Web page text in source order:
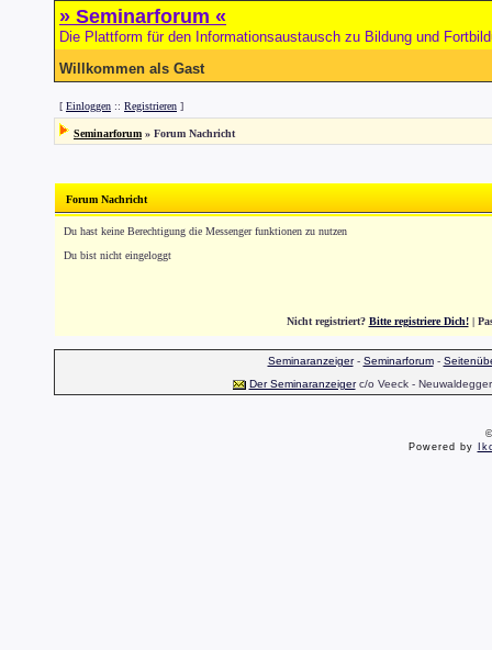
» Seminarforum «
Die Plattform für den Informationsaustausch zu Bildung und
Willkommen als Gast
[ Einloggen :: Registrieren ]
Seminarforum » Forum Nachricht
Forum Nachricht
Du hast keine Berechtigung die Messenger funktionen zu nutzen
Du bist nicht eingeloggt
Nicht registriert? Bitte registriere Dich!|
Seminaranzeiger- Seminarforum-
Der Seminaranzeigerc/o Veeck -
Powered by